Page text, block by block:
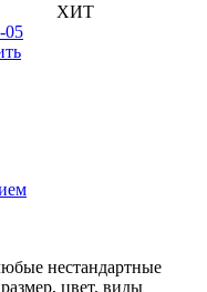
ХИТ
05
нестандартные
цвет, виды